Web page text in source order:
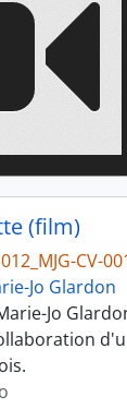
(film)
CV-
Jo Glardon
Jo